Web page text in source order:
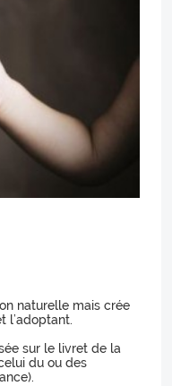
naturelle mais crée
l’adoptant.
sur le livret de la
du ou des